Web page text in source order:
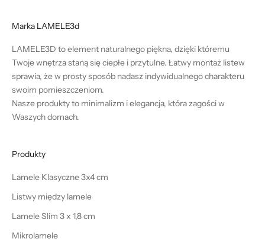
Marka LAMELE3d
LAMELE3D to element naturalnego piękna, dzięki któremu
Twoje wnętrza staną się ciepłe i przytulne. Łatwy montaż listew
sprawia, że w prosty sposób nadasz indywidualnego charakteru
swoim pomieszczeniom.
Nasze produkty to minimalizm i elegancja, która zagości w
Waszych domach.
Produkty
Lamele Klasyczne 3x4 cm
Listwy między lamele
Lamele Slim 3 x 1,8 cm
Mikrolamele